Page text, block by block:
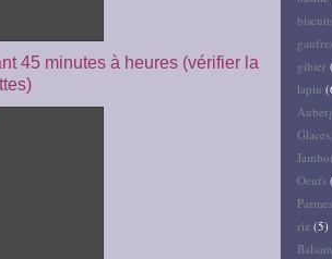
45 minutes à heures (vérifier la
gibier
lapin
Oeufs
riz (5)